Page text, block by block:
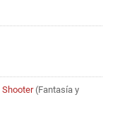
Shooter (Fantasía y